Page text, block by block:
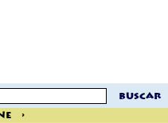
buscar
>